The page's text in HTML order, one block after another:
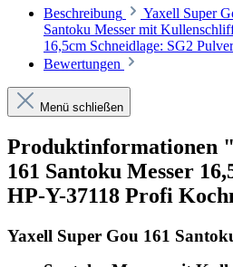
Beschreibung
Yaxell Super
Santoku Messer mit
16,5cm Schneidlage: SG2
Bewertungen
Menü schließen
Produktinformationen
161 Santoku Messer
HP-Y-37118 Profi
Yaxell Super Gou 161